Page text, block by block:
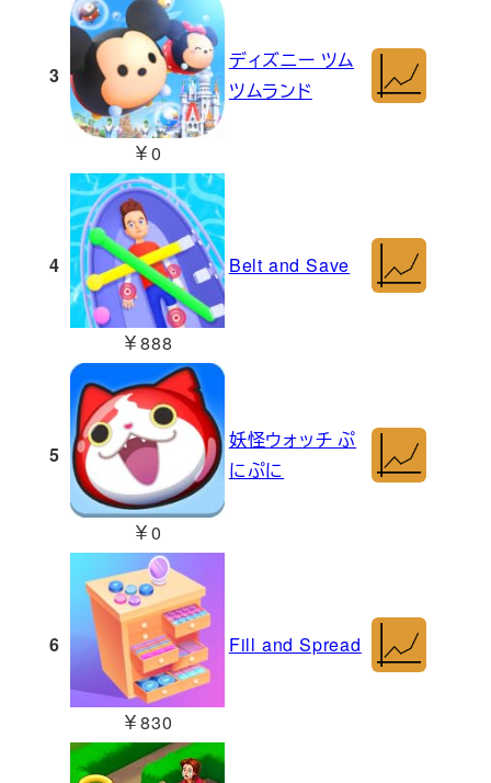
3
￥0
ディズニー ツム
ツムランド
4
￥888
Belt and Save
5
￥0
妖怪ウォッチ ぷ
にぷに
6
￥830
Fill and Spread